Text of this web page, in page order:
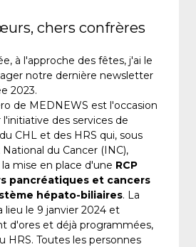
chers confrères
à l'approche des fêtes, j'ai le
notre dernière newsletter
2023.
de MEDNEWS est l'occasion
des services de
CHL et des HRS qui, sous
du Cancer (INC),
mise en place d'une RCP
pancréatiques et cancers
hépato-biliaires. La
lieu le 9 janvier 2024 et
d'ores et déjà programmées,
HRS. Toutes les personnes